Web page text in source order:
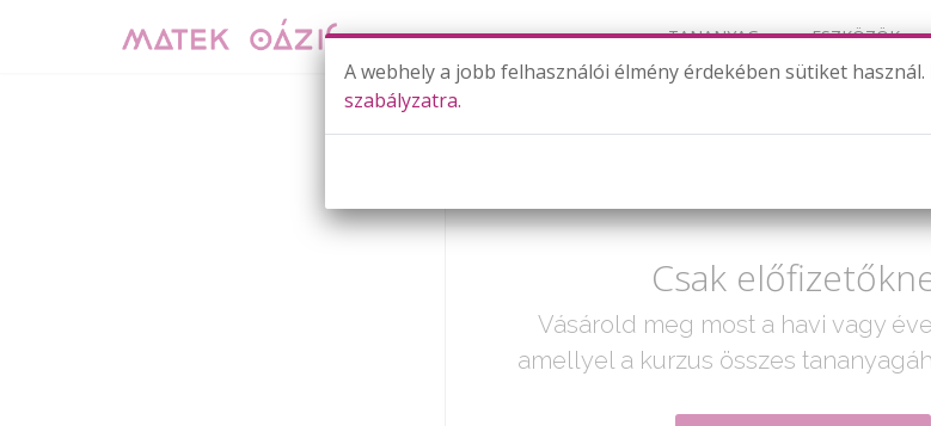
TANANYAG ESZKÖZÖK
Lekcija (Druženje s kolegama/
Csak
Vásárold meg most a havi vagy
amellyel a kurzus összes
A webhely a jobb felhasználói élmény érdekében sütiket
szabályzatra.